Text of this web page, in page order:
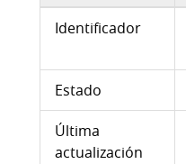
Identificador
Estado
Última
actualización